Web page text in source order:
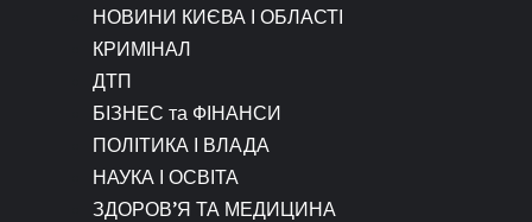
НОВИНИ КИЄВА І ОБЛАСТІ
КРИМІНАЛ
ДТП
БІЗНЕС та ФІНАНСИ
ПОЛІТИКА І ВЛАДА
НАУКА І ОСВІТА
ЗДОРОВ’Я ТА МЕДИЦИНА